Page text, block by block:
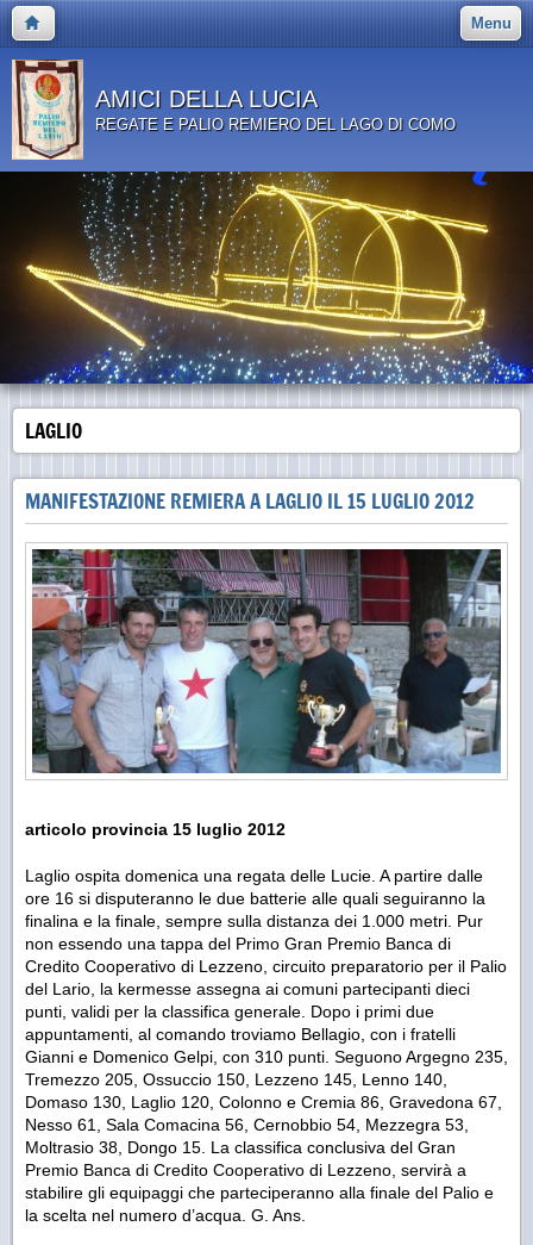
Menu
AMICI DELLA LUCIA
REGATE E PALIO REMIERO DEL LAGO DI COMO
LAGLIO
MANIFESTAZIONE REMIERA A LAGLIO IL 15 LUGLIO 2012
articolo provincia 15 luglio 2012
Laglio ospita domenica una regata delle Lucie. A partire dalle
ore 16 si disputeranno le due batterie alle quali seguiranno la
finalina e la finale, sempre sulla distanza dei 1.000 metri. Pur
non essendo una tappa del Primo Gran Premio Banca di
Credito Cooperativo di Lezzeno, circuito preparatorio per il Palio
del Lario, la kermesse assegna ai comuni partecipanti dieci
punti, validi per la classifica generale. Dopo i primi due
appuntamenti, al comando troviamo Bellagio, con i fratelli
Gianni e Domenico Gelpi, con 310 punti. Seguono Argegno 235,
Tremezzo 205, Ossuccio 150, Lezzeno 145, Lenno 140,
Domaso 130, Laglio 120, Colonno e Cremia 86, Gravedona 67,
Nesso 61, Sala Comacina 56, Cernobbio 54, Mezzegra 53,
Moltrasio 38, Dongo 15. La classifica conclusiva del Gran
Premio Banca di Credito Cooperativo di Lezzeno, servirà a
stabilire gli equipaggi che parteciperanno alla finale del Palio e
la scelta nel numero d’acqua. G. Ans.